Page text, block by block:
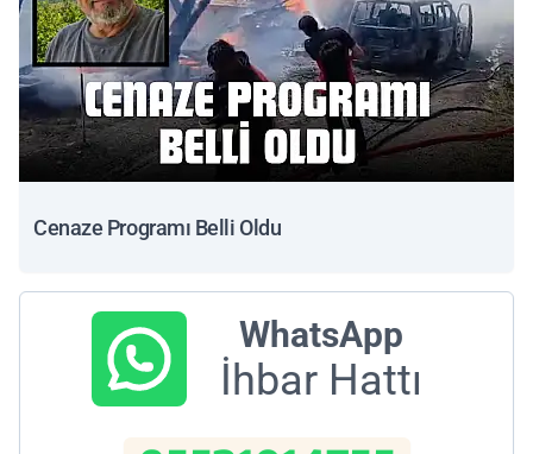
Cenaze Programı Belli Oldu
WhatsApp
İhbar Hattı